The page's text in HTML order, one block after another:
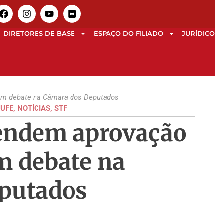
DIRETORES DE BASE ESPAÇO DO FILIADO JURÍDICO
debate na Câmara dos Deputados
, NOTÍCIAS, STF
aprovação
debate na